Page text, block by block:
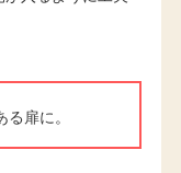
扉に。